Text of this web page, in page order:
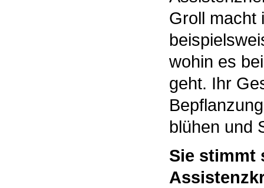
Groll macht
wohin es
geht. Ihr
blühen und
Sie stimmt